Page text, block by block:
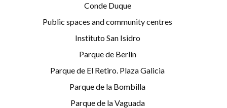
Conde Duque
Public spaces and community centres
Instituto San Isidro
Parque de Berlín
Parque de El Retiro. Plaza Galicia
Parque de la Bombilla
Parque de la Vaguada